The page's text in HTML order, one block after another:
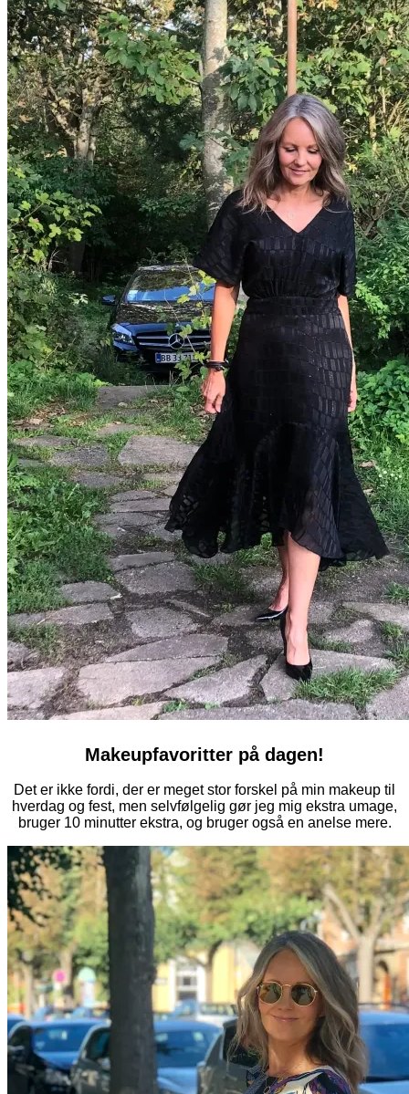
Makeupfavoritter på dagen!
Det er ikke fordi, der er meget stor forskel på min makeup til
hverdag og fest, men selvfølgelig gør jeg mig ekstra umage,
bruger 10 minutter ekstra, og bruger også en anelse mere.